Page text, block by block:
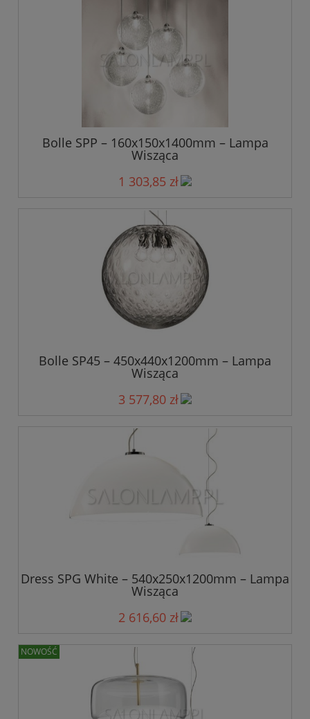
Bolle SPP – 160x150x1400mm – Lampa
Wisząca
1 303,85 zł
Bolle SP45 – 450x440x1200mm – Lampa
Wisząca
3 577,80 zł
Dress SPG White – 540x250x1200mm – Lampa
Wisząca
2 616,60 zł
NOWOŚĆ